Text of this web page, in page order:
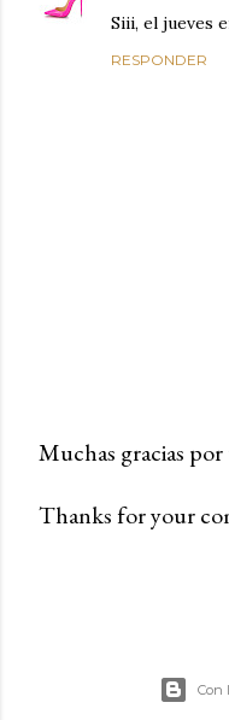
Siii, el jueves
RESPONDER
u
Muchas gracias
Thanks for your
Con